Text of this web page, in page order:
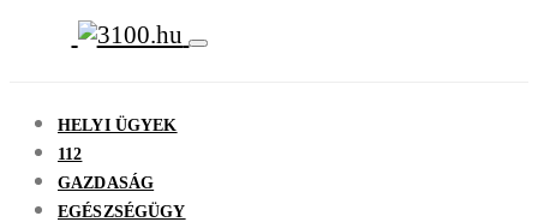
HELYI ÜGYEK
112
GAZDASÁG
EGÉSZSÉGÜGY